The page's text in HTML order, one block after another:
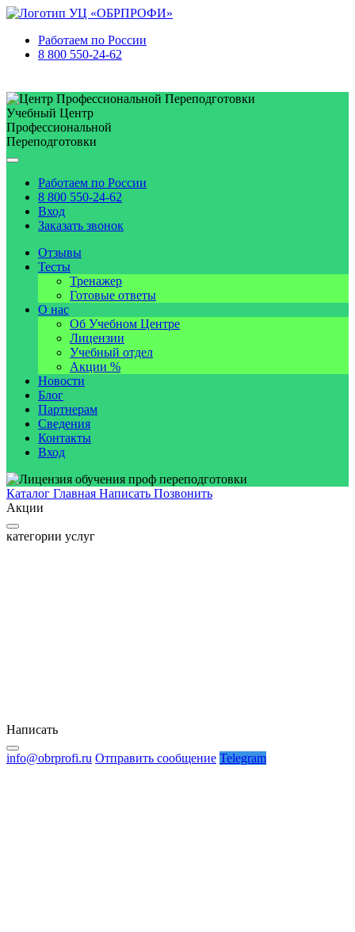
Работаем по России
8 800 550-24-62
Учебный Центр
Профессиональной
Переподготовки
Работаем по России
8 800 550-24-62
Вход
Заказать звонок
Отзывы
Тесты
Тренажер
Готовые ответы
О нас
Об Учебном Центре
Лицензии
Учебный отдел
Акции %
Новости
Блог
Партнерам
Сведения
Контакты
Вход
Каталог Главная Написать Позвонить
Акции
категории услуг
Написать
info@obrprofi.ru Отправить сообщение Telegram